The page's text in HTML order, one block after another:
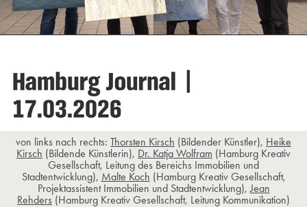
von links nach rechts: Thorsten Kirsch (Bildender Künstler), Heike
Kirsch (Bildende Künstlerin), Dr. Katja Wolfram (Hamburg Kreativ
Gesellschaft, Leitung des Bereichs Immobilien und
Stadtentwicklung), Malte Koch (Hamburg Kreativ Gesellschaft,
Projektassistent Immobilien und Stadtentwicklung),Jean
Rehders (Hamburg Kreativ Gesellschaft, Leitung Kommunikation)